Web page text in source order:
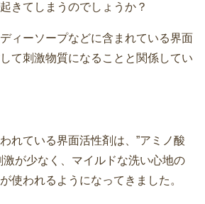
きてしまうのでしょうか？
ィーソープなどに含まれている界面
て刺激物質になることと関係してい
れている界面活性剤は、”アミノ酸
激が少なく、マイルドな洗い心地の
使われるようになってきました。